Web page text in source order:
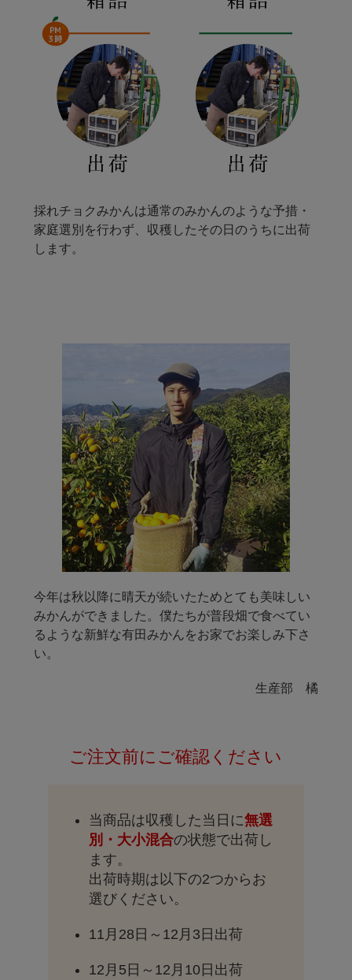
採れチョクみかんは通常のみかんのような予措・
家庭選別を行わず、収穫したその日のうちに出荷
します。
今年は秋以降に晴天が続いたためとても美味しい
みかんができました。僕たちが普段畑で食べてい
るような新鮮な有田みかんをお家でお楽しみ下さ
い。
生産部 橘
ご注文前にご確認ください
当商品は収穫した当日に無選
別・大小混合の状態で出荷し
ます。
出荷時期は以下の2つからお
選びください。
11月28日～12月3日出荷
12月5日～12月10日出荷